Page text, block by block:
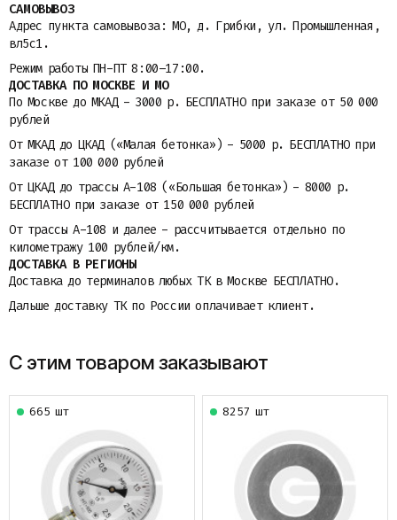
САМОВЫВОЗ
Адрес пункта самовывоза: МО, д. Грибки, ул. Промышленная,
вл5с1.
Режим работы ПН-ПТ 8:00–17:00.
ДОСТАВКА ПО МОСКВЕ И МО
По Москве до МКАД - 3000 р. БЕСПЛАТНО при заказе от 50 000
рублей
От МКАД до ЦКАД («Малая бетонка») - 5000 р. БЕСПЛАТНО при
заказе от 100 000 рублей
От ЦКАД до трассы A-108 («Большая бетонка») - 8000 р.
БЕСПЛАТНО при заказе от 150 000 рублей
От трассы A-108 и далее - рассчитывается отдельно по
километражу 100 рублей/км.
ДОСТАВКА В РЕГИОНЫ
Доставка до терминалов любых ТК в Москве БЕСПЛАТНО.
Дальше доставку ТК по России оплачивает клиент.
С этим товаром заказывают
665 шт 8257 шт